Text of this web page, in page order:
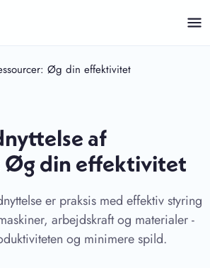
Øg din effektivitet
af
Øg din effektivitet
er praksis med effektiv styring
arbejdskraft og materialer -
og minimere spild.